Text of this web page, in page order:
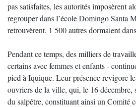
pas satisfaites, les autorités imposèrent
regrouper dans l’école Domingo Santa
retrouvèrent. 1 500 autres dormaient
Pendant ce temps, des milliers de
certains avec femmes et enfants -
pied à Iquique. Leur présence revigore
ouvriers de la ville, qui, le 16 décembre,
du salpêtre, constituant ainsi un Comité